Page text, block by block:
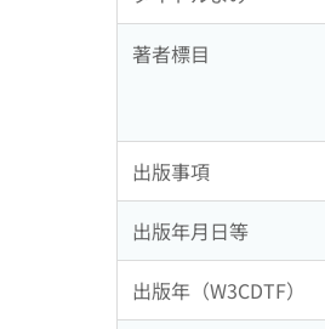
著者標目
出版事項
出版年月日等
出版年（W3CDTF）